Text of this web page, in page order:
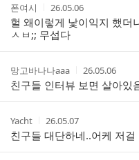
작
성
자
폰여시
작
성
시
간
26.05.06
헐 왜이렇게 낯이익지 했더
ㅅㅂ;; 무섭다
작
성
자
망고바나나aaa
작
성
시
간
26.05.06
친구들 인터뷰 보면 살아있
작
성
자
Yacht
작
성
시
간
26.05.07
친구들 대단하네..어케 저